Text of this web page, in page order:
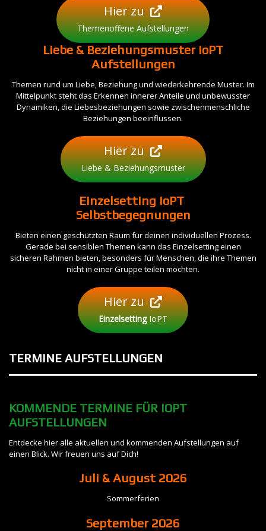
Hier zu
Themenoffene Aufstellungen
Liebe & Beziehungsmuster IoPT
Aufstellungen
Themen rund um Liebe, Beziehung und wiederkehrende Muster. Im
Mittelpunkt steht das Erkennen innerer Anteile und unbewusster
Dynamiken, die Liebesbeziehungen sowie zwischenmenschliche
Beziehungen beeinflussen.
Hier zu
Liebe & Beziehungsmuster
Einzelsetting IoPT
Selbstbegegnungen
Bieten einen geschützten Raum für deinen individuellen Prozess.
Gerade bei sensiblen Themen kann das Einzelsetting einen
sicheren Rahmen bieten, besonders für Menschen, die ihre Themen
nicht in einer Gruppe teilen möchten.
Hier zu
EinzelsettingIoPT
TERMINE AUFSTELLUNGEN
KOMMENDE TERMINE FÜR IOPT
AUFSTELLUNGEN
Entdecke hier alle aktuellen und kommenden Aufstellungen auf
einen Blick. Wir freuen uns auf Dich!
Juli & August 2026
Sommerferien
September2026